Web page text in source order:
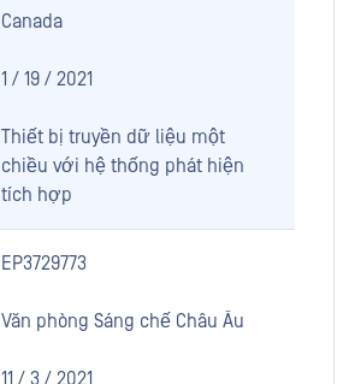
Canada
1 / 19 / 2021
Thiết bị truyền dữ liệu một
chiều với hệ thống phát hiện
tích hợp
EP3729773
Văn phòng Sáng chế Châu Âu
11 / 3 / 2021